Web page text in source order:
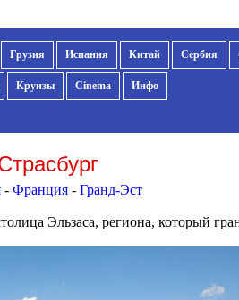
Грузия Испания Китай Сербия
Круизы Cinema Инфо
-Франция -Гранд-Эст
Эльзаса, региона, который